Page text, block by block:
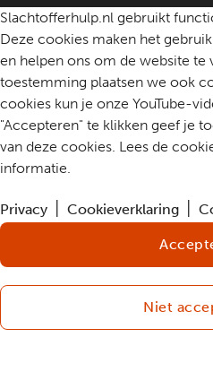
Slachtofferhulp.nl gebruikt
Deze cookies maken het
en helpen ons om de website
toestemming plaatsen we ook
cookies kun je onze YouTube-
"Accepteren" te klikken geef je
van deze cookies. Lees de
informatie.
Privacy Cookieverklaring
Niet